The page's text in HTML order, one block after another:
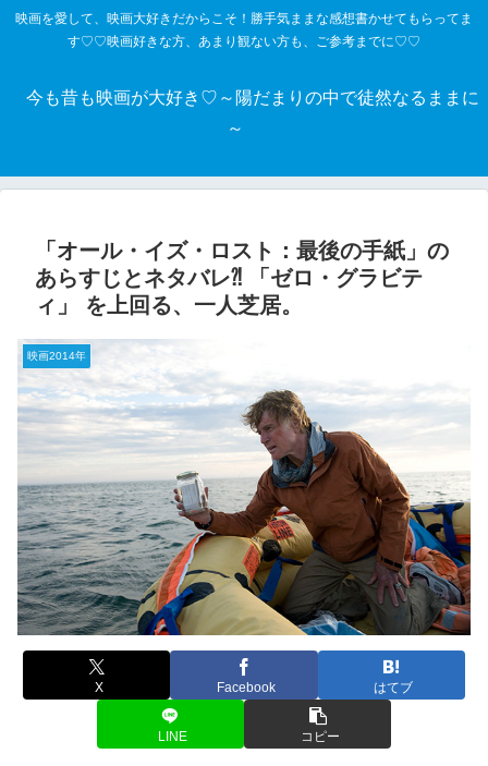
映画を愛して、映画大好きだからこそ！勝手気ままな感想書かせてもらってま
す♡♡映画好きな方、あまり観ない方も、ご参考までに♡♡
今も昔も映画が大好き♡～陽だまりの中で徒然なるままに
～
「オール・イズ・ロスト：最後の手紙」の
あらすじとネタバレ⁈ 「ゼロ・グラビテ
ィ」 を上回る、一人芝居。
映画2014年
X Facebook はてブ
LINE コピー